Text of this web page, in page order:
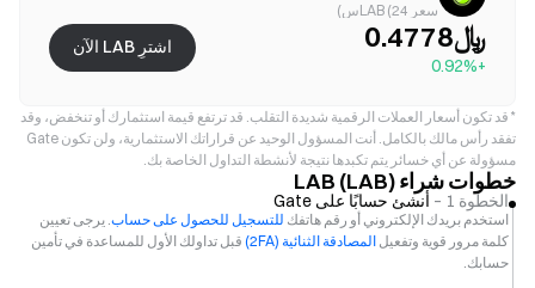
قد تختلف الإتاحة والحدود والرسوم ووقت المعالجة حسب المنطقة
والمزوّد.
سعر LAB (24س)
﷼0.4778
+0.92%
اشترِ LAB الآن
* قد تكون أسعار العملات الرقمية شديدة التقلب. قد ترتفع قيمة استثمارك أو تنخفض، وقد
تفقد رأس مالك بالكامل. أنت المسؤول الوحيد عن قراراتك الاستثمارية، ولن تكون Gate
مسؤولة عن أي خسائر يتم تكبدها نتيجة لأنشطة التداول الخاصة بك.
خطوات شراء LAB (LAB)
الخطوة 1 – أنشئ حسابًا على Gate
استخدم بريدك الإلكتروني أو رقم هاتفك للتسجيل للحصول على حساب. يرجى تعيين
كلمة مرور قوية وتفعيل المصادقة الثنائية (2FA)
قبل تداولك الأول للمساعدة في تأمين
حسابك.